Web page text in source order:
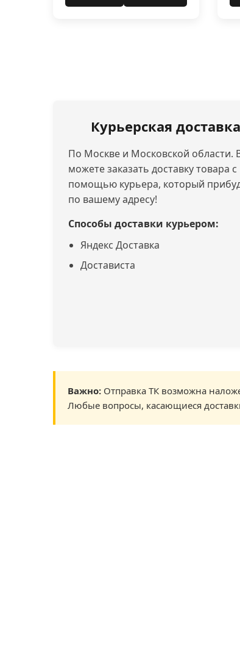
Курьерская доставка
По Москве и Московской области.
можете заказать доставку товара с
помощью курьера, который
по вашему адресу!
Способы доставки курьером:
Яндекс Доставка
Достависта
Важно: Отправка ТК возможна
Любые вопросы, касающиеся